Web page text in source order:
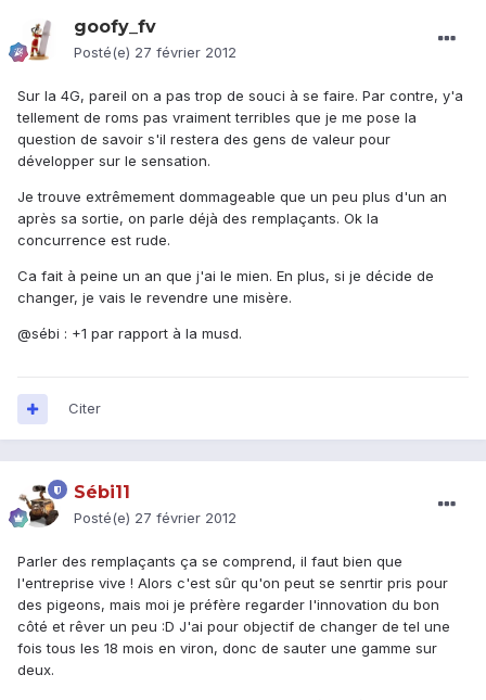
goofy_fv
Posté(e) 27 février 2012
Sur la 4G, pareil on a pas trop de souci à se faire. Par contre, y'a
tellement de roms pas vraiment terribles que je me pose la
question de savoir s'il restera des gens de valeur pour
développer sur le sensation.
Je trouve extrêmement dommageable que un peu plus d'un an
après sa sortie, on parle déjà des remplaçants. Ok la
concurrence est rude.
Ca fait à peine un an que j'ai le mien. En plus, si je décide de
changer, je vais le revendre une misère.
@sébi : +1 par rapport à la musd.
Citer
Sébi11
Posté(e) 27 février 2012
Parler des remplaçants ça se comprend, il faut bien que
l'entreprise vive ! Alors c'est sûr qu'on peut se senrtir pris pour
des pigeons, mais moi je préfère regarder l'innovation du bon
côté et rêver un peu :D J'ai pour objectif de changer de tel une
fois tous les 18 mois en viron, donc de sauter une gamme sur
deux.